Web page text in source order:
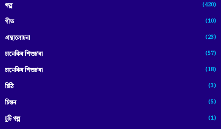
গল্প (420)
গীত (10)
গ্ৰন্থালোচনা (23)
চানেকিৰ শিশুচ'ৰা (57)
চানেকিৰ শিশুচ’ৰা (18)
চিঠি (3)
চিন্তন (5)
চুটি গল্প (1)